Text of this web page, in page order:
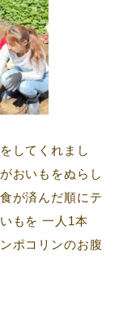
してくれまし
おいもをぬらし
が済んだ順にテ
もを 一人1本
ポコリンのお腹